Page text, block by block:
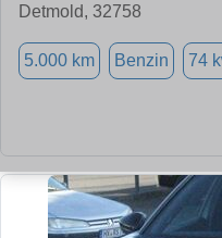
Detmold, 32758
5.000 km Benzin 74